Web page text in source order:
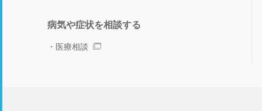
病気や症状を相談する
医療相談